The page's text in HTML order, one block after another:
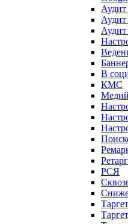
В
КМС
РСЯ